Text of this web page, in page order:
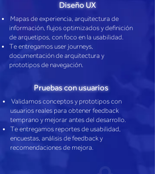
Diseño UX
Mapas de experiencia, arquitectura de
información, flujos optimizados y definición
de arquetipos, con foco en la usabilidad.
Te entregamos user journeys,
documentación de arquitectura y
prototipos de navegación.
Pruebas con usuarios
Validamos conceptos y prototipos con
usuarios reales para obtener feedback
temprano y mejorar antes del desarrollo.
Te entregamos reportes de usabilidad,
encuestas, análisis de feedback y
recomendaciones de mejora.